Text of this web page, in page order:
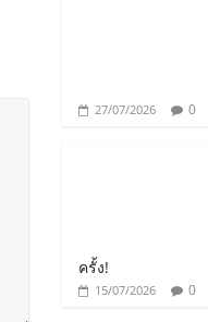
27/07/2026 0
ครั้ง!
15/07/2026 0